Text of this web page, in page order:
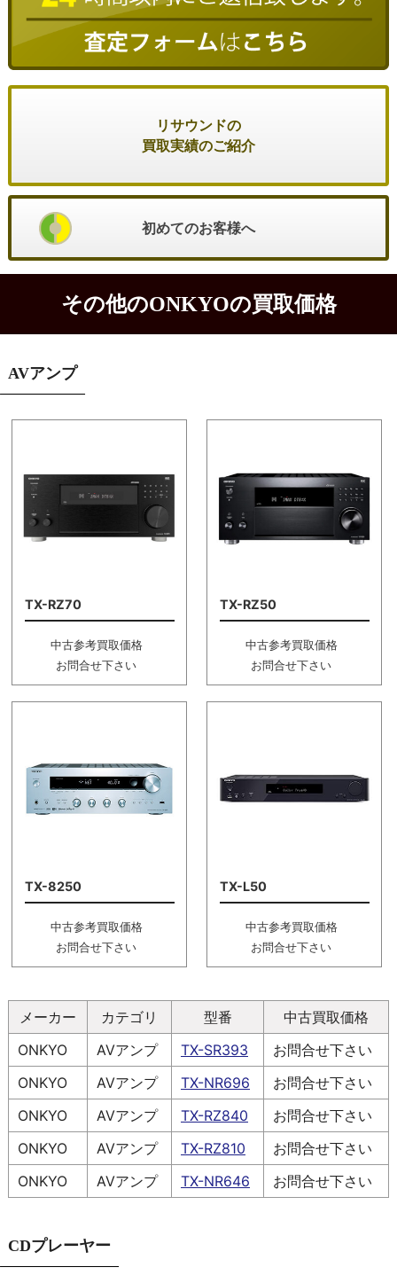
リサウンドの
買取実績のご紹介
初めてのお客様へ
その他のONKYOの買取価格
AVアンプ
TX-RZ70
中古参考買取価格
お問合せ下さい
TX-RZ50
中古参考買取価格
お問合せ下さい
TX-8250
中古参考買取価格
お問合せ下さい
TX-L50
中古参考買取価格
お問合せ下さい
メーカー カテゴリ 型番
中古買取価格
ONKYO
AVアンプ TX-SR393
お問合せ下さい
ONKYO
AVアンプ TX-NR696
お問合せ下さい
ONKYO
AVアンプ TX-RZ840
お問合せ下さい
ONKYO
AVアンプ TX-RZ810
お問合せ下さい
ONKYO
AVアンプ TX-NR646 お問合せ下さい
CDプレーヤー